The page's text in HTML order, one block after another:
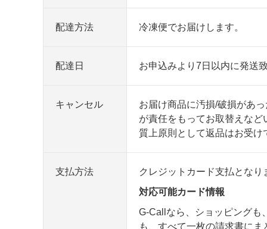
配達方法 冷凍便でお届けします。
配達日 お申込みより7日以内に発送
キャンセル
お届け商品に汚損/破損があ
が責任をもってお取替えな
質上原則として返品はお受け
支払方法
クレジットカード支払となり
対応可能カード情報
G-Callなら、ショッピングも
も、すべて一枚の請求書に